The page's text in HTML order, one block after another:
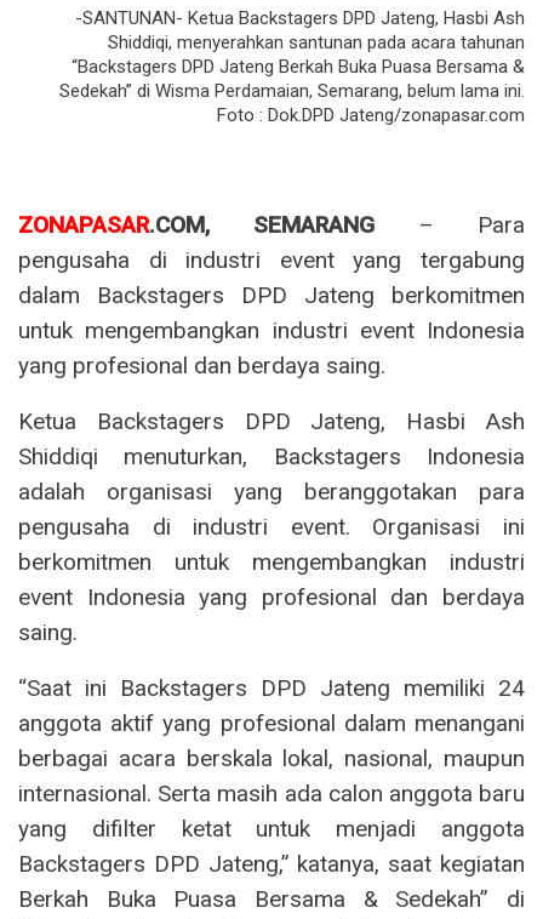
-SANTUNAN- Ketua Backstagers DPD Jateng, Hasbi Ash
Shiddiqi, menyerahkan santunan pada acara tahunan
“Backstagers DPD Jateng Berkah Buka Puasa Bersama &
Sedekah” di Wisma Perdamaian, Semarang, belum lama ini.
Foto : Dok.DPD Jateng/zonapasar.com
ZONAPASAR.COM, SEMARANG – Para
pengusaha di industri event yang tergabung
dalam Backstagers DPD Jateng berkomitmen
untuk mengembangkan industri event Indonesia
yang profesional dan berdaya saing.
Ketua Backstagers DPD Jateng, Hasbi Ash
Shiddiqi menuturkan, Backstagers Indonesia
adalah organisasi yang beranggotakan para
pengusaha di industri event. Organisasi ini
berkomitmen untuk mengembangkan industri
event Indonesia yang profesional dan berdaya
saing.
“Saat ini Backstagers DPD Jateng memiliki 24
anggota aktif yang profesional dalam menangani
berbagai acara berskala lokal, nasional, maupun
internasional. Serta masih ada calon anggota baru
yang difilter ketat untuk menjadi anggota
Backstagers DPD Jateng,” katanya, saat kegiatan
Berkah Buka Puasa Bersama & Sedekah” di